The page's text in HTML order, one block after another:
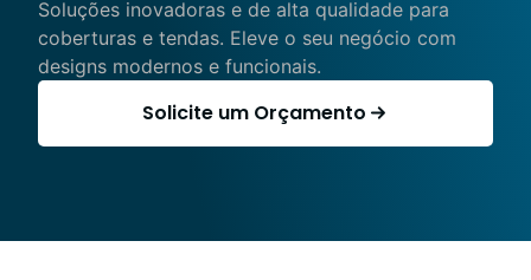
Soluções inovadoras e de alta qualidade para
coberturas e tendas. Eleve o seu negócio com
designs modernos e funcionais.
Solicite um Orçamento